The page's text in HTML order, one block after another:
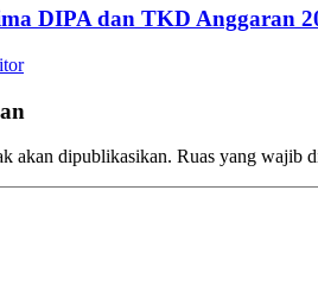
DIPA dan TKD Anggaran
akan dipublikasikan. Ruas yang wajib